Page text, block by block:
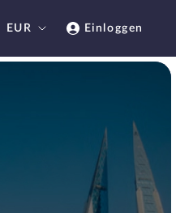
EUR Einloggen